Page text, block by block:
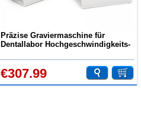
Präzise Graviermaschine für
Dentallabor Hochgeschwindigkeits-
Schleifen Graviermaschine
€307.99